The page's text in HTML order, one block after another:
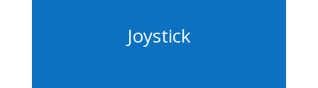
Joystick